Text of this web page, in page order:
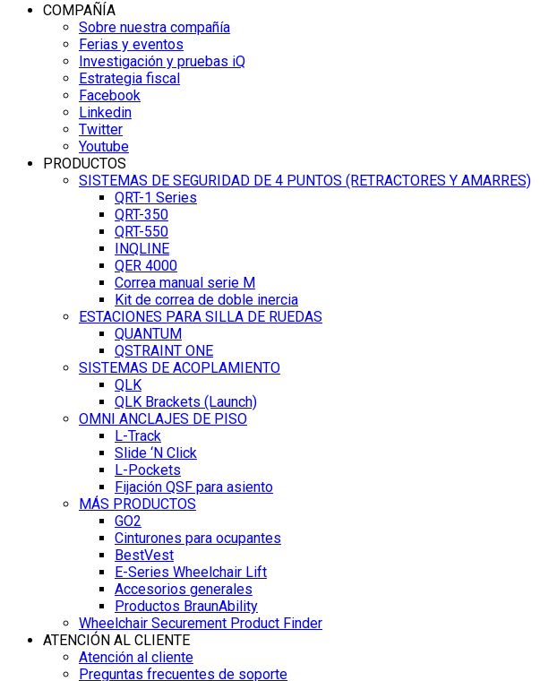
COMPAÑÍA
Sobre nuestra compañía
Ferias y eventos
Investigación y pruebas iQ
Estrategia fiscal
Facebook
Linkedin
Twitter
Youtube
PRODUCTOS
SISTEMAS DE SEGURIDAD DE 4 PUNTOS (RETRACTORES Y AMARRES)
QRT-1 Series
QRT-350
QRT-550
INQLINE
QER 4000
Correa manual serie M
Kit de correa de doble inercia
ESTACIONES PARA SILLA DE RUEDAS
QUANTUM
QSTRAINT ONE
SISTEMAS DE ACOPLAMIENTO
QLK
QLK Brackets (Launch)
OMNI ANCLAJES DE PISO
L-Track
Slide ‘N Click
L-Pockets
Fijación QSF para asiento
MÁS PRODUCTOS
GO2
Cinturones para ocupantes
BestVest
E-Series Wheelchair Lift
Accesorios generales
Productos BraunAbility
Wheelchair Securement Product Finder
ATENCIÓN AL CLIENTE
Atención al cliente
Preguntas frecuentes de soporte